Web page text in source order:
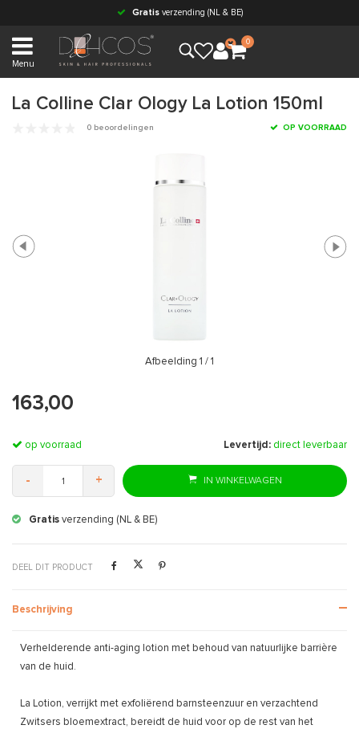
Gratisverzending (NL & BE)
Menu
0
La Colline Clar Ology La Lotion 150ml
0 beoordelingen OP VOORRAAD
Afbeelding 1 / 1
163,00
op voorraad Levertijd: direct leverbaar
- + IN WINKELWAGEN
Gratis verzending (NL & BE)
DEEL DIT PRODUCT
Beschrijving
Verhelderende anti-aging lotion met behoud van natuurlijke barrière
van de huid.
La Lotion, verrijkt met exfoliërend barnsteenzuur en verzachtend
Zwitsers bloemextract, bereidt de huid voor op de rest van het